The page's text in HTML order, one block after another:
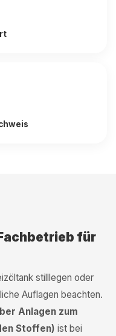
für
stilllegen oder
Auflagen beachten.
Anlagen zum
Stoffen) ist bei